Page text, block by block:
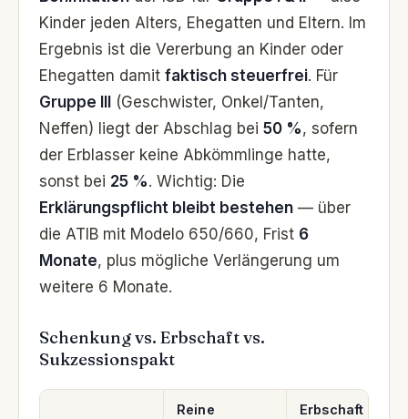
Kinder jeden Alters, Ehegatten und Eltern. Im
Ergebnis ist die Vererbung an Kinder oder
Ehegatten damit faktisch steuerfrei. Für
Gruppe III (Geschwister, Onkel/Tanten,
Neffen) liegt der Abschlag bei 50 %, sofern
der Erblasser keine Abkömmlinge hatte,
sonst bei 25 %. Wichtig: Die
Erklärungspflicht bleibt bestehen — über
die ATIB mit Modelo 650/660, Frist 6
Monate, plus mögliche Verlängerung um
weitere 6 Monate.
Schenkung vs. Erbschaft vs.
Sukzessionspakt
Reine
Erbschaft